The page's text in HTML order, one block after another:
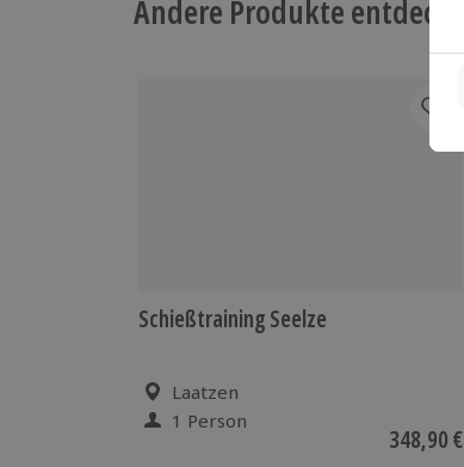
Andere Produkte entdecken
Schießtraining Seelze
Laatzen
1 Person
348,90 €